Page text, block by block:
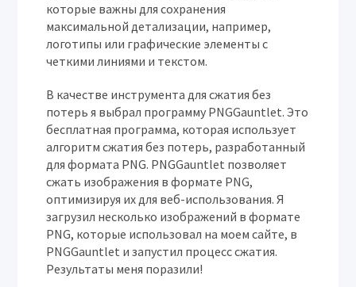
которые важны для сохранения
максимальной детализации, например,
логотипы или графические элементы с
четкими линиями и текстом.
В качестве инструмента для сжатия без
потерь я выбрал программу PNGGauntlet. Это
бесплатная программа, которая использует
алгоритм сжатия без потерь, разработанный
для формата PNG. PNGGauntlet позволяет
сжать изображения в формате PNG,
оптимизируя их для веб-использования. Я
загрузил несколько изображений в формате
PNG, которые использовал на моем сайте, в
PNGGauntlet и запустил процесс сжатия.
Результаты меня поразили!